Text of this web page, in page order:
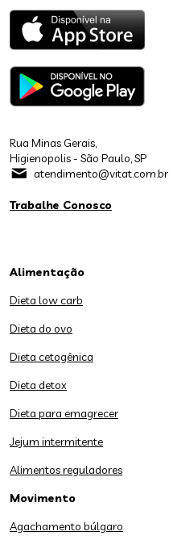
Rua Minas Gerais,
Higienopolis - São Paulo, SP
atendimento@vitat.com.br
Trabalhe Conosco
Alimentação
Dieta low carb
Dieta do ovo
Dieta cetogênica
Dieta detox
Dieta para emagrecer
Jejum intermitente
Alimentos reguladores
Movimento
Agachamento búlgaro